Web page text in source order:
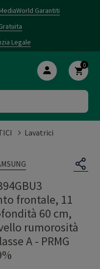
Garantiti
Legale
0
Lavatrici
frontale, 11
60 cm,
rumorosità
A- PRMG